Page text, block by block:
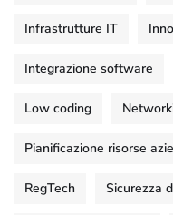
Infrastrutture IT
Integrazione software
Low coding
Pianificazione risorse
RegTech Sicurezza